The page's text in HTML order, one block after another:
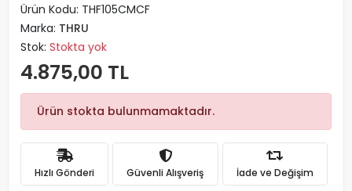
Ürün Kodu: THF105CMCF
Marka: THRU
Stok: Stokta yok
4.875,00 TL
Ürün stokta bulunmamaktadır.
Hızlı Gönderi Güvenli Alışveriş İade ve Değişim